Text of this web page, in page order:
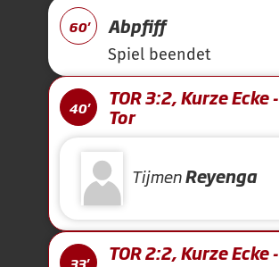
60' Abpfiff
Spiel beendet
40'
TOR 3:2, Kurze Ecke -
Tor
TijmenReyenga
33'
TOR 2:2, Kurze Ecke -